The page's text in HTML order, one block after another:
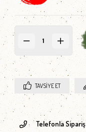
TAVSIYE ET
Telefonla Sipariş